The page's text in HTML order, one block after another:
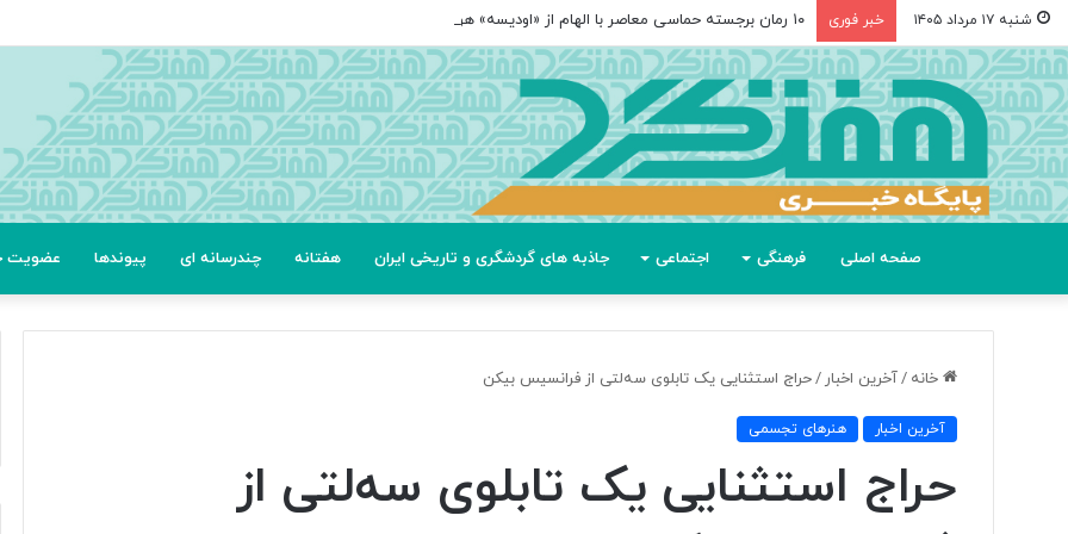
شنبه ۱۷ مرداد ۱۴۰۵ خبر فوری ۱۰ رمان برجسته حماسی معاصر با الهام از «اودیسه» هومر
صفحه اصلی فرهنگی اجتماعی جاذبه های گردشگری و تاریخی ایران هفتانه چندرسانه ای پیوندها عضویت
خانه /آخرین اخبار /حراج استثنایی یک تابلوی سه‌لتی از فرانسیس بیکن
آخرین اخبار هنرهای تجسمی
حراج استثنایی یک تابلوی سه‌لتی از